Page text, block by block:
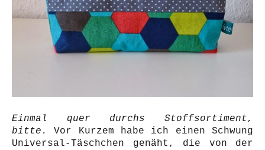
Einmal quer durchs Stoffsortiment,
bitte.
Vor Kurzem habe ich einen Schwung
Universal-Täschchen genäht, die von der